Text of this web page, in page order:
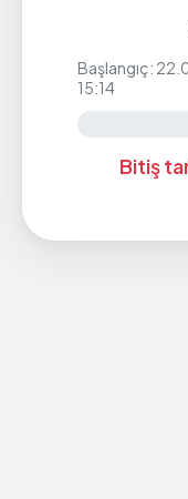
Başlangıç:
15:14
Bitiş